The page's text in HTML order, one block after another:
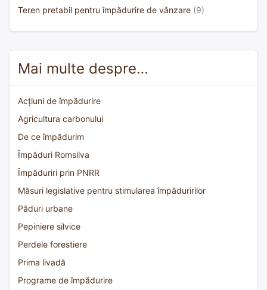
Teren pretabil pentru împădurire de vânzare (9)
Mai multe despre…
Acțiuni de împădurire
Agricultura carbonului
De ce împădurim
Împăduri Romsilva
Împăduriri prin PNRR
Măsuri legislative pentru stimularea împăduririlor
Păduri urbane
Pepiniere silvice
Perdele forestiere
Prima livadă
Programe de împădurire